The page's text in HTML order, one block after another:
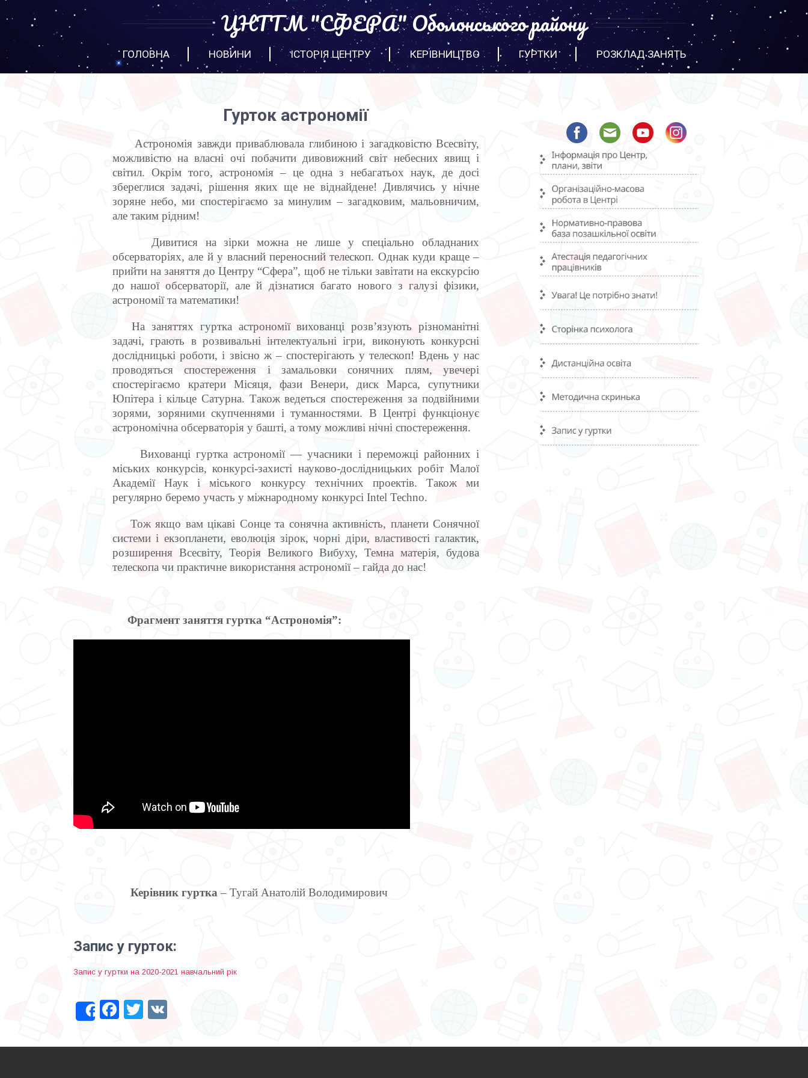
ЦНТТМ "СФЕРА" Оболонського району
ГОЛОВНА НОВИНИ ІСТОРІЯ ЦЕНТРУ КЕРІВНИЦТВО ГУРТКИ РОЗКЛАД ЗАНЯТЬ
Гурток астрономії
Астрономія завжди приваблювала глибиною і загадковістю Всесвіту,
можливістю на власні очі побачити дивовижний світ небесних явищ і
світил. Окрім того, астрономія – це одна з небагатьох наук, де досі
збереглися задачі, рішення яких ще не віднайдене! Дивлячись у нічне
зоряне небо, ми спостерігаємо за минулим – загадковим, мальовничим,
але таким рідним!
Дивитися на зірки можна не лише у спеціально обладнаних
обсерваторіях, але й у власний переносний телескоп. Однак куди краще –
прийти на заняття до Центру “Сфера”, щоб не тільки завітати на екскурсію
до нашої обсерваторії, але й дізнатися багато нового з галузі фізики,
астрономії та математики!
На заняттях гуртка астрономії вихованці розв’язують різноманітні
задачі, грають в розвивальні інтелектуальні ігри, виконують конкурсні
дослідницькі роботи, і звісно ж – спостерігають у телескоп! Вдень у нас
проводяться спостереження і замальовки сонячних плям, увечері
спостерігаємо кратери Місяця, фази Венери, диск Марса, супутники
Юпітера і кільце Сатурна. Також ведеться спостереження за подвійними
зорями, зоряними скупченнями і туманностями. В Центрі функціонує
астрономічна обсерваторія у башті, а тому можливі нічні спостереження.
Вихованці гуртка астрономії — учасники і переможці районних і
міських конкурсів, конкурсі-захисті науково-дослідницьких робіт Малої
Академії Наук і міського конкурсу технічних проектів. Також ми
регулярно беремо участь у міжнародному конкурсі Intel Techno.
Тож якщо вам цікаві Сонце та сонячна активність, планети Сонячної
системи і екзопланети, еволюція зірок, чорні діри, властивості галактик,
розширення Всесвіту, Теорія Великого Вибуху, Темна матерія, будова
телескопа чи практичне використання астрономії – гайда до нас!
Фрагмент заняття гуртка “Астрономія”:
Керівник гуртка – Тугай Анатолій Володимирович
Запис у гурток:
Запис у гуртки на 2020-2021 навчальний рік
ShareFacebook
Twitter